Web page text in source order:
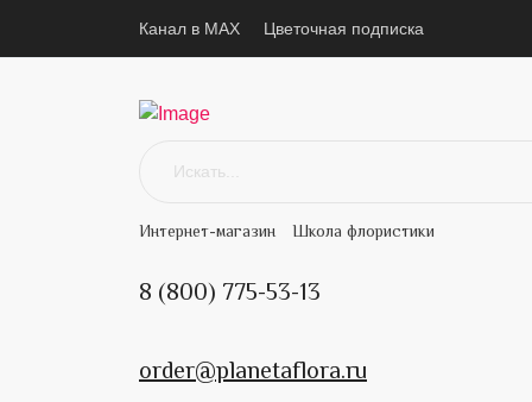
Канал в MAX Цветочная подписка
Интернет-магазин Школа флористики
8 (800) 775-53-13
order@planetaflora.ru